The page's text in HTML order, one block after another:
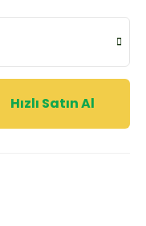
Hızlı Satın Al